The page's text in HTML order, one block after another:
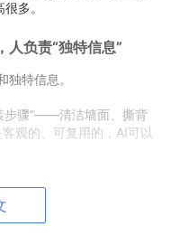
多。
人负责“独特信息”
特信息。
步骤”——清洁墙面、撕背
观的、可复用的，AI可以
功，因为第一次没擦干墙
不出来。